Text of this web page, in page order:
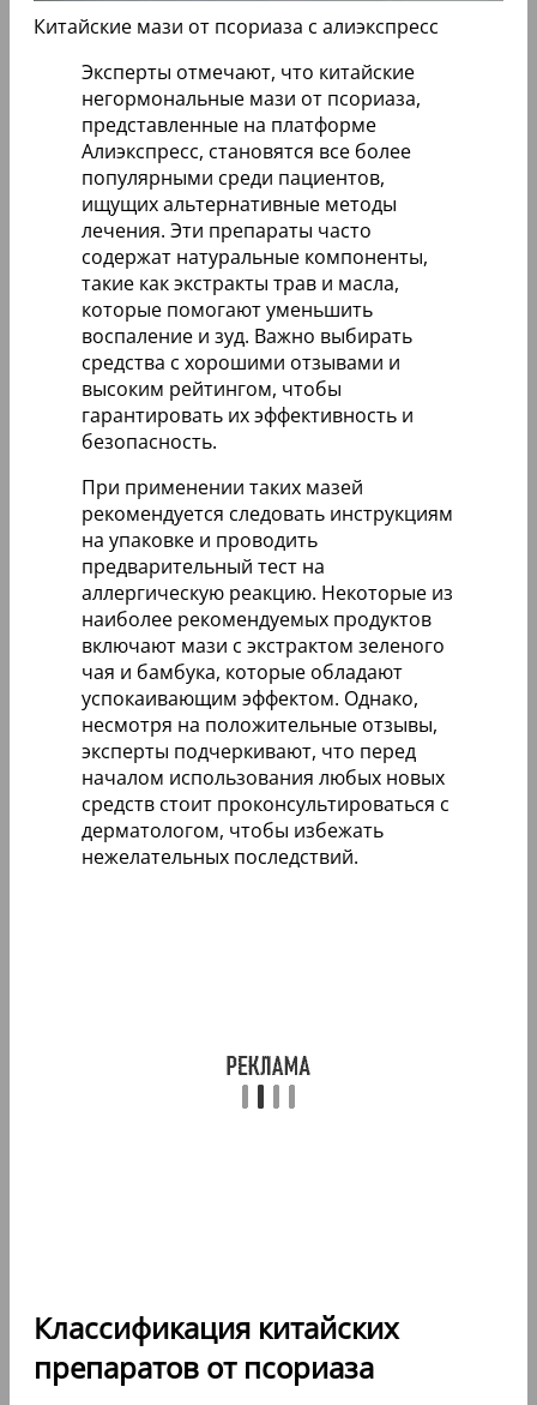
Китайские мази от псориаза с алиэкспресс
Эксперты отмечают, что китайские
негормональные мази от псориаза,
представленные на платформе
Алиэкспресс, становятся все более
популярными среди пациентов,
ищущих альтернативные методы
лечения. Эти препараты часто
содержат натуральные компоненты,
такие как экстракты трав и масла,
которые помогают уменьшить
воспаление и зуд. Важно выбирать
средства с хорошими отзывами и
высоким рейтингом, чтобы
гарантировать их эффективность и
безопасность.
При применении таких мазей
рекомендуется следовать инструкциям
на упаковке и проводить
предварительный тест на
аллергическую реакцию. Некоторые из
наиболее рекомендуемых продуктов
включают мази с экстрактом зеленого
чая и бамбука, которые обладают
успокаивающим эффектом. Однако,
несмотря на положительные отзывы,
эксперты подчеркивают, что перед
началом использования любых новых
средств стоит проконсультироваться с
дерматологом, чтобы избежать
нежелательных последствий.
Классификация китайских
препаратов от псориаза